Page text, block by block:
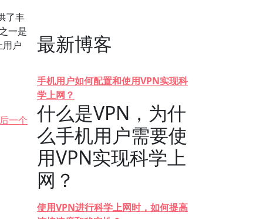
了丰
一是
用户
后一个
最新博客
手机用户如何配置和使用VPN实现科
学上网？
什么是VPN，为什
么手机用户需要使
用VPN实现科学上
网？
使用VPN进行科学上网时，如何提高